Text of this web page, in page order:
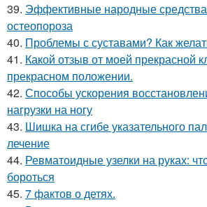
39. Эффективные народные
остеопороза
40. Проблемы с суставами? Как
41. Какой отзыв от моей прекрасной
прекрасном положении.
42. Способы ускорения
нагрузки на ногу
43. Шишка на сгибе указательного
лечение
44. Ревматоидные узелки на руках:
бороться
45. 7 фактов о детях.